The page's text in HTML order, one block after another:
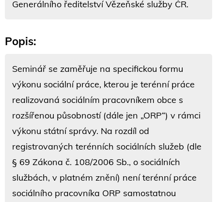
Generálního ředitelství Vězeňské služby ČR.
Popis:
Seminář se zaměřuje na specifickou formu
výkonu sociální práce, kterou je terénní práce
realizovaná sociálním pracovníkem obce s
rozšířenou působností (dále jen „ORP“) v rámci
výkonu státní správy. Na rozdíl od
registrovaných terénních sociálních služeb (dle
§ 69 Zákona č. 108/2006 Sb., o sociálních
službách, v platném znění) není terénní práce
sociálního pracovníka ORP samostatnou